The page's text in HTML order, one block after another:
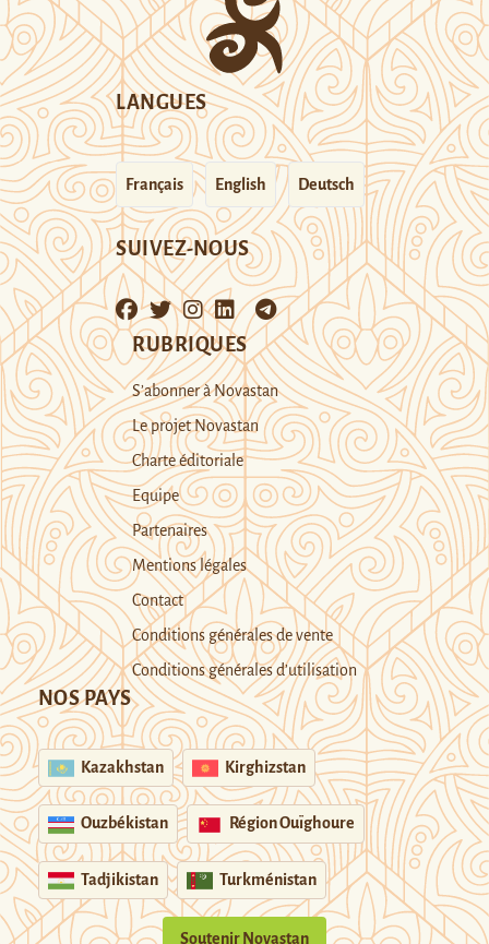
LANGUES
Français English Deutsch
SUIVEZ-NOUS
RUBRIQUES
S’abonner à Novastan
Le projet Novastan
Charte éditoriale
Equipe
Partenaires
Mentions légales
Contact
Conditions générales de vente
Conditions générales d’utilisation
NOS PAYS
Kazakhstan Kirghizstan
Ouzbékistan Région Ouïghoure
Tadjikistan Turkménistan
Soutenir Novastan